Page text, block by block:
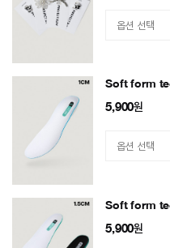
Soft form
5,900원
Soft form
5,900원